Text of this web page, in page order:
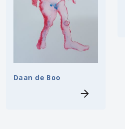
Daan de Boo